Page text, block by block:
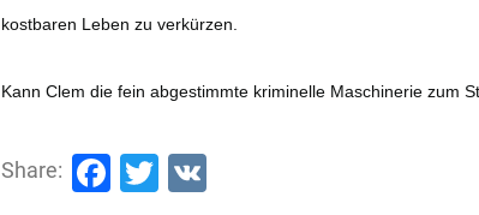
kostbaren Leben zu verkürzen.
Kann Clem die fein abgestimmte kriminelle Maschinerie zum
Share: Facebook
Twitter